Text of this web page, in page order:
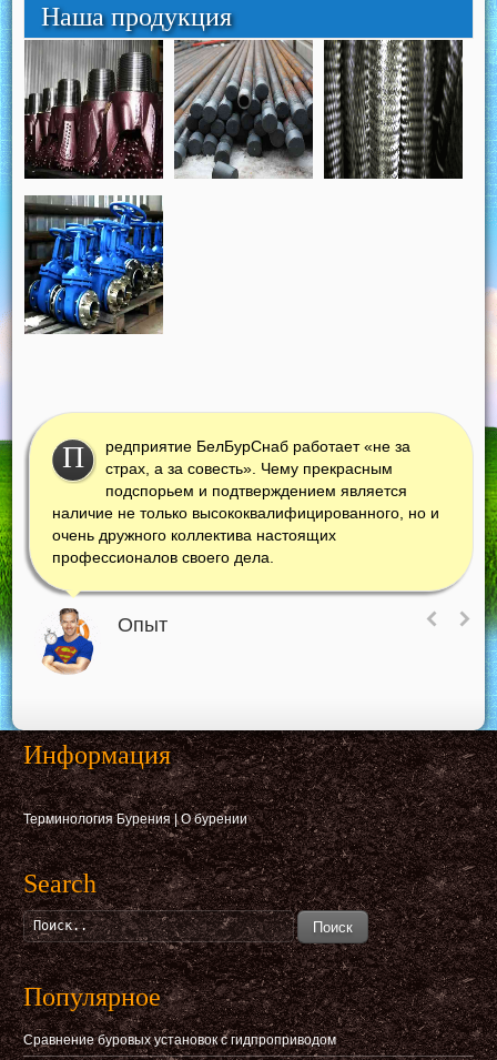
Наша продукция
П
редприятие БелБурСнаб работает «не за
страх, а за совесть». Чему прекрасным
подспорьем и подтверждением является
наличие не только высококвалифицированного, но и
очень дружного коллектива настоящих
профессионалов своего дела.
Опыт
Информация
Терминология Бурения|О бурении
Search
Поиск
Популярное
Сравнение буровых установок с гидпроприводом